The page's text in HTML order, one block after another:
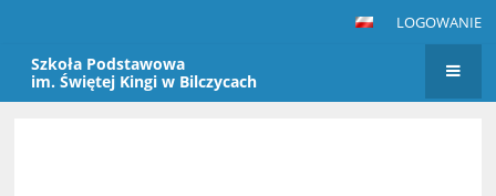
LOGOWANIE
Szkoła Podstawowa
im. Świętej Kingi w Bilczycach